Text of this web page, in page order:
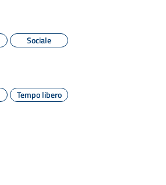
Sociale
Tempo libero